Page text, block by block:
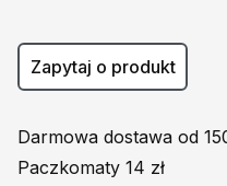
Podręczniki szkolne
Promocja
Zapytaj o produkt
Darmowa dostawa od
Paczkomaty 14 zł